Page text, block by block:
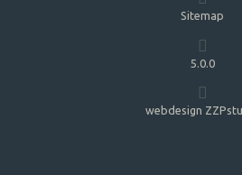
Sitemap
5.0.0
webdesign